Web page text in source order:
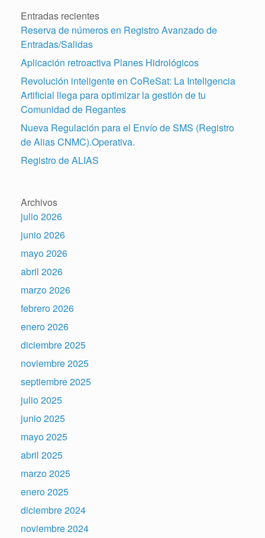
Entradas recientes
Reserva de números en Registro Avanzado de
Entradas/Salidas
Aplicación retroactiva Planes Hidrológicos
Revolución inteligente en CoReSat: La Inteligencia
Artificial llega para optimizar la gestión de tu
Comunidad de Regantes
Nueva Regulación para el Envío de SMS (Registro
de Alias CNMC).Operativa.
Registro de ALIAS
Archivos
julio 2026
junio 2026
mayo 2026
abril 2026
marzo 2026
febrero 2026
enero 2026
diciembre 2025
noviembre 2025
septiembre 2025
julio 2025
junio 2025
mayo 2025
abril 2025
marzo 2025
enero 2025
diciembre 2024
noviembre 2024